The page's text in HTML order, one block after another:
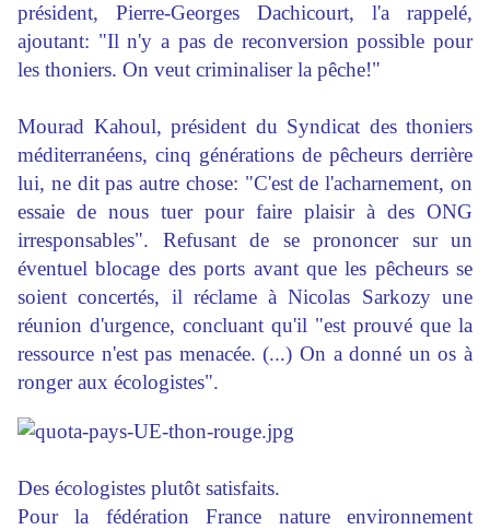
président, Pierre-Georges Dachicourt, l'a rappelé,
ajoutant: "Il n'y a pas de reconversion possible pour
les thoniers. On veut criminaliser la pêche!"
Mourad Kahoul, président du Syndicat des thoniers
méditerranéens, cinq générations de pêcheurs derrière
lui, ne dit pas autre chose: "C'est de l'acharnement, on
essaie de nous tuer pour faire plaisir à des ONG
irresponsables". Refusant de se prononcer sur un
éventuel blocage des ports avant que les pêcheurs se
soient concertés, il réclame à Nicolas Sarkozy une
réunion d'urgence, concluant qu'il "est prouvé que la
ressource n'est pas menacée. (...) On a donné un os à
ronger aux écologistes".
Des écologistes plutôt satisfaits.
Pour la fédération France nature environnement